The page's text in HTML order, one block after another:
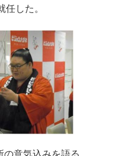
した。
の意気込みを語る